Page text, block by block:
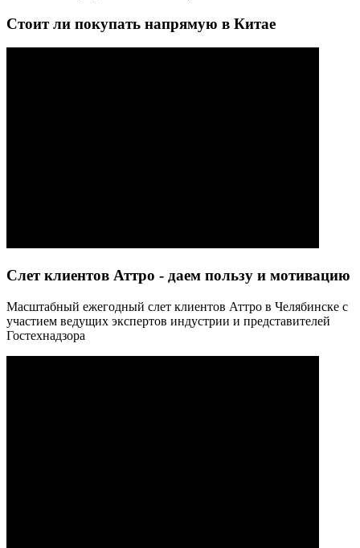
Стоит ли покупать напрямую в Китае
Слет клиентов Аттро - даем пользу и мотивацию
Масштабный ежегодный слет клиентов Аттро в Челябинске с
участием ведущих экспертов индустрии и представителей
Гостехнадзора